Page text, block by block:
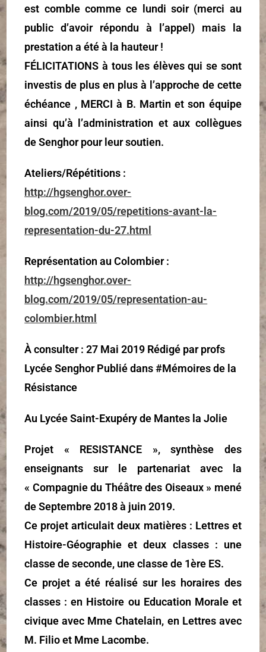
est comble comme ce lundi soir (merci au
public d’avoir répondu à l’appel) mais la
prestation a été à la hauteur !
FÉLICITATIONS à tous les élèves qui se sont
investis de plus en plus à l’approche de cette
échéance , MERCI à B. Martin et son équipe
ainsi qu’à l’administration et aux collègues
de Senghor pour leur soutien.
Ateliers/Répétitions :
http://hgsenghor.over-
blog.com/2019/05/repetitions-avant-la-
representation-du-27.html
Représentation au Colombier :
http://hgsenghor.over-
blog.com/2019/05/representation-au-
colombier.html
À consulter : 27 Mai 2019 Rédigé par profs
Lycée Senghor Publié dans #Mémoires de la
Résistance
Au Lycée Saint-Exupéry de Mantes la Jolie
Projet « RESISTANCE »,synthèse des
enseignants sur le partenariat avec la
« Compagnie du Théâtre des Oiseaux » mené
de Septembre 2018 à juin 2019.
Ce projet articulait deux matières : Lettres et
Histoire-Géographie et deux classes : une
classe de seconde, une classe de 1ère ES.
Ce projet a été réalisé sur les horaires des
classes : en Histoire ou Education Morale et
civique avec Mme Chatelain, en Lettres avec
M. Filio et Mme Lacombe.